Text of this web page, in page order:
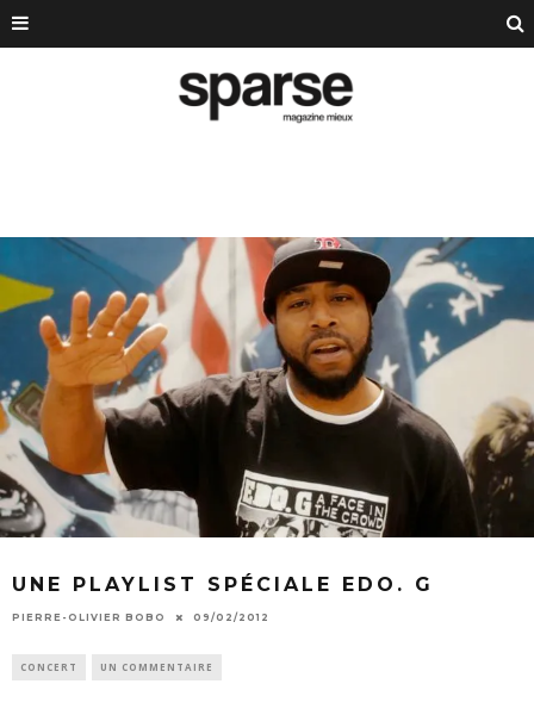
UNE PLAYLIST SPÉCIALE EDO. G
PIERRE-OLIVIER BOBO 09/02/2012
CONCERT UN COMMENTAIRE